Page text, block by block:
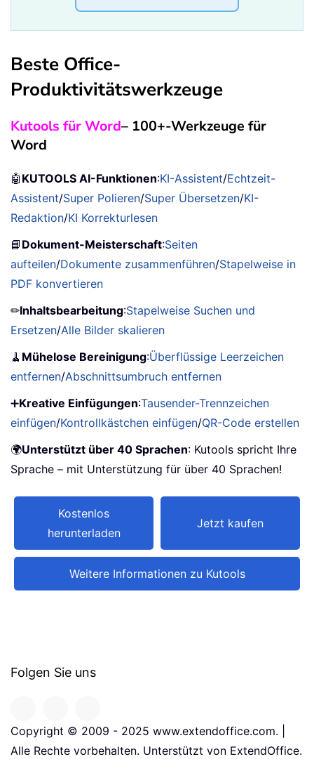
Beste Office-
Produktivitätswerkzeuge
Kutools für Word– 100+-Werkzeuge für
Word
🤖 KUTOOLS AI-Funktionen:KI-Assistent/Echtzeit-
Assistent/Super Polieren/Super Übersetzen/KI-
Redaktion/KI Korrekturlesen
📘 Dokument-Meisterschaft:Seiten
aufteilen/Dokumente zusammenführen/Stapelweise in
PDF konvertieren
✏Inhaltsbearbeitung:Stapelweise Suchen und
Ersetzen/Alle Bilder skalieren
🧹 Mühelose Bereinigung:Überflüssige Leerzeichen
entfernen/Abschnittsumbruch entfernen
➕Kreative Einfügungen:Tausender-Trennzeichen
einfügen/Kontrollkästchen einfügen/QR-Code erstellen
🌍Unterstützt über 40 Sprachen: Kutools spricht Ihre
Sprache – mit Unterstützung für über 40 Sprachen!
Kostenlos
herunterladen
Jetzt kaufen
Weitere Informationen zu Kutools
Folgen Sie uns
Copyright © 2009 - 2025 www.extendoffice.com. |
Alle Rechte vorbehalten. Unterstützt von ExtendOffice.